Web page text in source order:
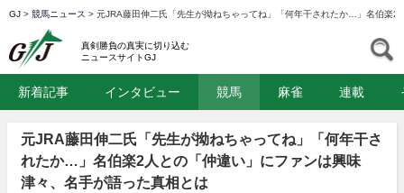
GJ > 競馬ニュース > 元JRA藤田伸二氏「先生が拗ねちゃってね」「何年干されたか…」名伯楽2
真剣勝負の真実に切り込む
ニュースサイトGJ
新着記事 インタビュー 競馬 麻雀 連載
元JRA藤田伸二氏「先生が拗ねちゃってね」「何年干さ
れたか…」名伯楽2人との「仲違い」にファンは興味
津々、名手が語った真相とは